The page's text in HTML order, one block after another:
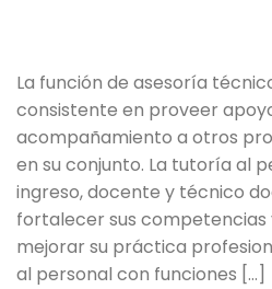
La función de asesoría
consistente en proveer
acompañamiento a otros
en su conjunto. La tutoría al
ingreso, docente y técnico
fortalecer sus competencias
mejorar su práctica
al personal con funciones […]